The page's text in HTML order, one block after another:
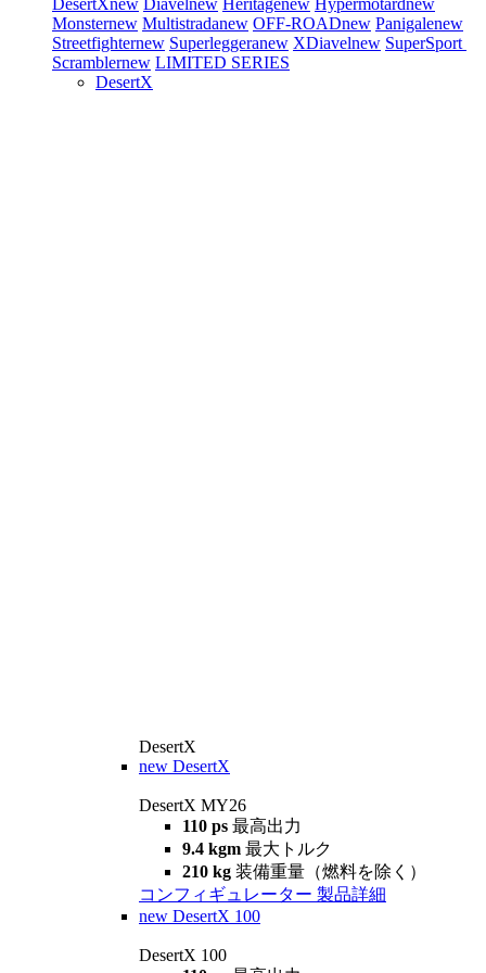
DesertXnew Diavelnew Heritagenew Hypermotardnew
Monsternew Multistradanew OFF-ROADnew Panigalenew
Streetfighternew Superleggeranew XDiavelnew SuperSport
Scramblernew LIMITED SERIES
DesertX
DesertX
new DesertX
DesertX MY26
110 ps 最高出力
9.4 kgm 最大トルク
210 kg 装備重量（燃料を除く）
コンフィギュレーター 製品詳細
new DesertX 100
DesertX 100